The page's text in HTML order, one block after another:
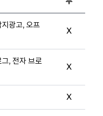
광고, 오프
X
, 전자 브로
X
X